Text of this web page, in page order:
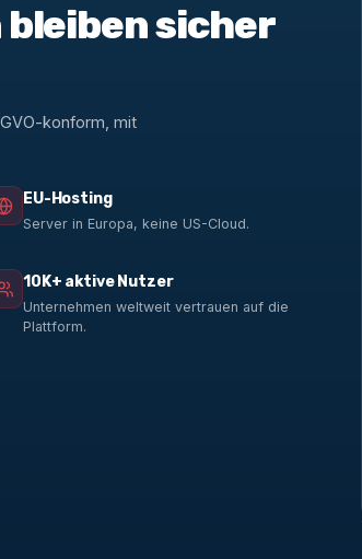
sicher
konform, mit
EU-Hosting
Server in Europa, keine US-Cloud.
10K+ aktive Nutzer
Unternehmen weltweit vertrauen auf die
Plattform.